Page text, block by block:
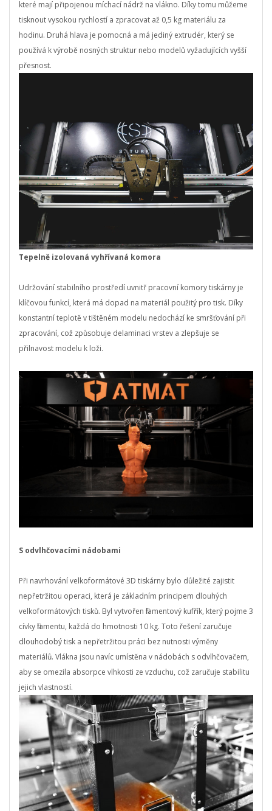
které mají připojenou míchací nádrž na vlákno. Díky tomu můžeme
tisknout vysokou rychlostí a zpracovat až 0,5 kg materiálu za
hodinu. Druhá hlava je pomocná a má jediný extrudér, který se
používá k výrobě nosných struktur nebo modelů vyžadujících vyšší
přesnost.
Tepelně izolovaná vyhřívaná komora
Udržování stabilního prostředí uvnitř pracovní komory tiskárny je
klíčovou funkcí, která má dopad na materiál použitý pro tisk. Díky
konstantní teplotě v tištěném modelu nedochází ke smršťování při
zpracování, což způsobuje delaminaci vrstev a zlepšuje se
přilnavost modelu k loži.
S odvlhčovacími nádobami
Při navrhování velkoformátové 3D tiskárny bylo důležité zajistit
nepřetržitou operaci, která je základním principem dlouhých
velkoformátových tisků. Byl vytvořen filamentový kufřík, který pojme 3
cívky filamentu, každá do hmotnosti 10 kg. Toto řešení zaručuje
dlouhodobý tisk a nepřetržitou práci bez nutnosti výměny
materiálů. Vlákna jsou navíc umístěna v nádobách s odvlhčovačem,
aby se omezila absorpce vlhkosti ze vzduchu, což zaručuje stabilitu
jejich vlastností.